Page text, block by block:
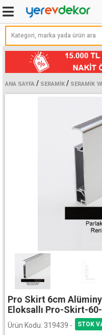
ANA SAYFA / SERAMIK / SERAMIK
Pro Skirt 6cm
Eloksallı Pro-Skirt-
Ürün Kodu: 319439 -